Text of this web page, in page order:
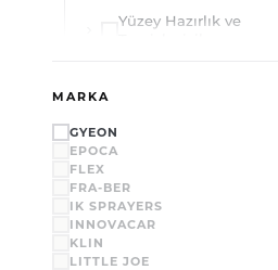
Yüzey Hazırlık ve
İÇ YÜZEY
MAKİNE-EKİPMAN
MARİN
MARKA
GYEON
EPOCA
FLEX
FRA-BER
IK SPRAYERS
INNOVACAR
KLIN
LITTLE JOE